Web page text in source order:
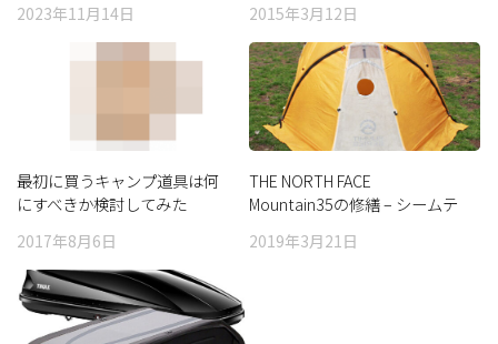
2023年11月14日 2015年3月12日
最初に買うキャンプ道具は何
にすべきか検討してみた
2017年8月6日
THE NORTH FACE
Mountain35の修繕 – シームテ
ト対策
2019年3月21日